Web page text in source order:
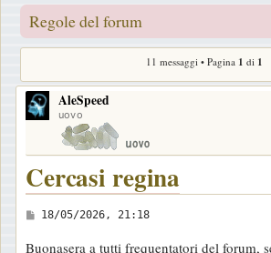
Regole del forum
11 messaggi • Pagina 1 di 1
AleSpeed
uovo
Cercasi regina
M
18/05/2026, 21:18
Buonasera a tutti frequentatori del forum,